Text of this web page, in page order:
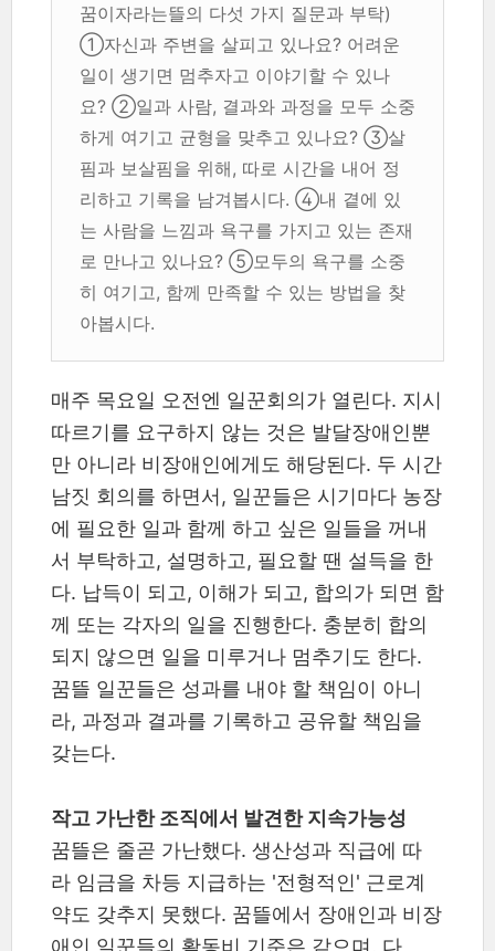
꿈이자라는뜰의 다섯 가지 질문과 부탁)
①자신과 주변을 살피고 있나요? 어려운
일이 생기면 멈추자고 이야기할 수 있나
요? ②일과 사람, 결과와 과정을 모두 소중
하게 여기고 균형을 맞추고 있나요? ③살
핌과 보살핌을 위해, 따로 시간을 내어 정
리하고 기록을 남겨봅시다. ④내 곁에 있
는 사람을 느낌과 욕구를 가지고 있는 존재
로 만나고 있나요? ⑤모두의 욕구를 소중
히 여기고, 함께 만족할 수 있는 방법을 찾
아봅시다.
매주 목요일 오전엔 일꾼회의가 열린다. 지시
따르기를 요구하지 않는 것은 발달장애인뿐
만 아니라 비장애인에게도 해당된다. 두 시간
남짓 회의를 하면서, 일꾼들은 시기마다 농장
에 필요한 일과 함께 하고 싶은 일들을 꺼내
서 부탁하고, 설명하고, 필요할 땐 설득을 한
다. 납득이 되고, 이해가 되고, 합의가 되면 함
께 또는 각자의 일을 진행한다. 충분히 합의
되지 않으면 일을 미루거나 멈추기도 한다.
꿈뜰 일꾼들은 성과를 내야 할 책임이 아니
라, 과정과 결과를 기록하고 공유할 책임을
갖는다.
작고 가난한 조직에서 발견한 지속가능성
꿈뜰은 줄곧 가난했다. 생산성과 직급에 따
라 임금을 차등 지급하는 '전형적인' 근로계
약도 갖추지 못했다. 꿈뜰에서 장애인과 비장
애인 일꾼들의 활동비 기준은 같으며, 다